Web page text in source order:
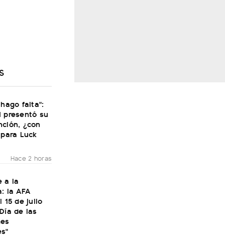
falta":
presentó su
¿con
Luck
Hace 2 horas
a la
la AFA
15 de julio
de las